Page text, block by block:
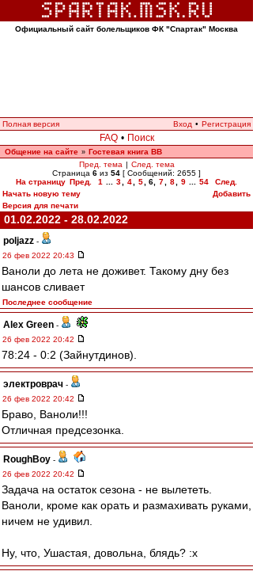
Официальный сайт болельщиков ФК "Спартак" Москва
Полная версия Вход • Регистрация
FAQ • Поиск
Общение на сайте » Гостевая книга ВВ
Пред. тема | След. тема
Страница 6 из 54 [ Сообщений: 2655 ]
На страницу Пред. 1 3 4 5 6 7 8 9 54
След.
Начать новую тему
Добавить
Версия для печати
01.02.2022 - 28.02.2022
poljazz -
26 фев 2022 20:43
Ваноли до лета не доживет. Такому дну без
шансов сливает
Последнее сообщение
Alex Green -
26 фев 2022 20:42
78:24 - 0:2 (Зайнутдинов).
электроврач -
26 фев 2022 20:42
Браво, Ваноли!!!
Отличная предсезонка.
RoughBoy -
26 фев 2022 20:42
Задача на остаток сезона - не вылететь.
Ваноли, кроме как орать и размахивать руками,
ничем не удивил.
Ну, что, Ушастая, довольна, блядь? :x